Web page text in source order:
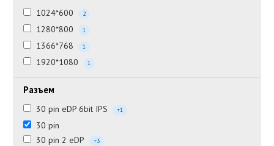
1024*600 2
1280*800 1
1366*768 1
1920*1080 1
Разъем
30 pin eDP 6bit IPS +1
30 pin
30 pin 2 eDP
+3